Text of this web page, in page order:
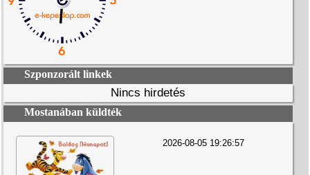
Szponzorált linkek
Nincs hirdetés
Mostanában küldték
2026-08-05 19:26:57